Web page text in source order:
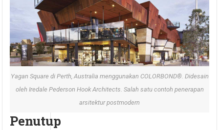
Yagan Square di Perth, Australia menggunakan COLORBOND®. Didesain
oleh Iredale Pederson Hook Architects. Salah satu contoh penerapan
arsitektur postmodern
Penutup